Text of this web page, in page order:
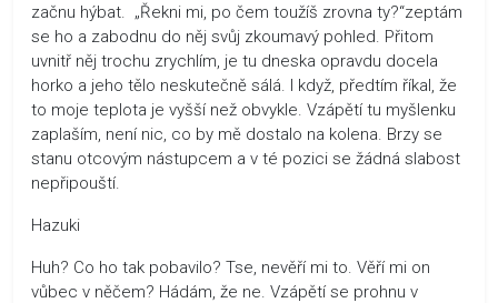
začnu hýbat. „Řekni mi, po čem toužíš zrovna ty?“zeptám
se ho a zabodnu do něj svůj zkoumavý pohled. Přitom
uvnitř něj trochu zrychlím, je tu dneska opravdu docela
horko a jeho tělo neskutečně sálá. I když, předtím říkal, že
to moje teplota je vyšší než obvykle. Vzápětí tu myšlenku
zaplaším, není nic, co by mě dostalo na kolena. Brzy se
stanu otcovým nástupcem a v té pozici se žádná slabost
nepřipouští.
Hazuki
Huh? Co ho tak pobavilo? Tse, nevěří mi to. Věří mi on
vůbec v něčem? Hádám, že ne. Vzápětí se prohnu v